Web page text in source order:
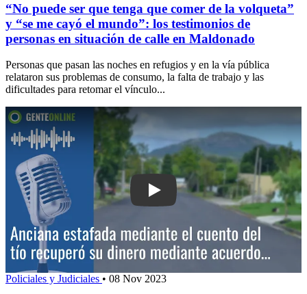
“No puede ser que tenga que comer de la volqueta”
y “se me cayó el mundo”: los testimonios de
personas en situación de calle en Maldonado
Personas que pasan las noches en refugios y en la vía pública
relataron sus problemas de consumo, la falta de trabajo y las
dificultades para retomar el vínculo...
Play: Anciana estafada con el cuento
Policiales y Judiciales • 08 Nov 2023